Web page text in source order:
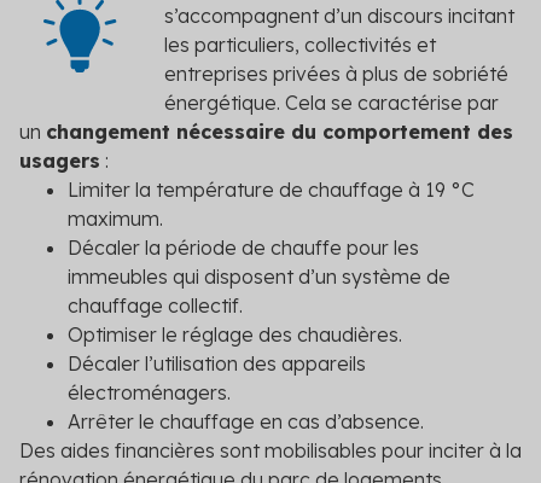
s’accompagnent d’un discours incitant
les particuliers, collectivités et
entreprises privées à plus de sobriété
énergétique. Cela se caractérise par
un changement nécessaire du comportement des
usagers :
Limiter la température de chauffage à 19 °C
maximum.
Décaler la période de chauffe pour les
immeubles qui disposent d’un système de
chauffage collectif.
Optimiser le réglage des chaudières.
Décaler l’utilisation des appareils
électroménagers.
Arrêter le chauffage en cas d’absence.
Des aides financières sont mobilisables pour inciter à la